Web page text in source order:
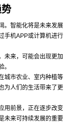
。智能化将是未来发展
手机APP或计算机进行
未来，可能会出现更加
。
城市农业、室内种植等
为人们的生活带来了更
用前景，正在逐步改变
未来可持续发展的重要